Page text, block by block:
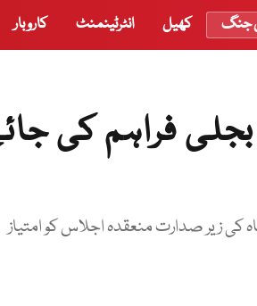
جنگ کھیل انٹرٹینمنٹ کاروبار
اضافی بجلی فراہم کی
سید مراد علی شاہ کی زیر صدارت منعقدہ اجلاس کو امتیاز